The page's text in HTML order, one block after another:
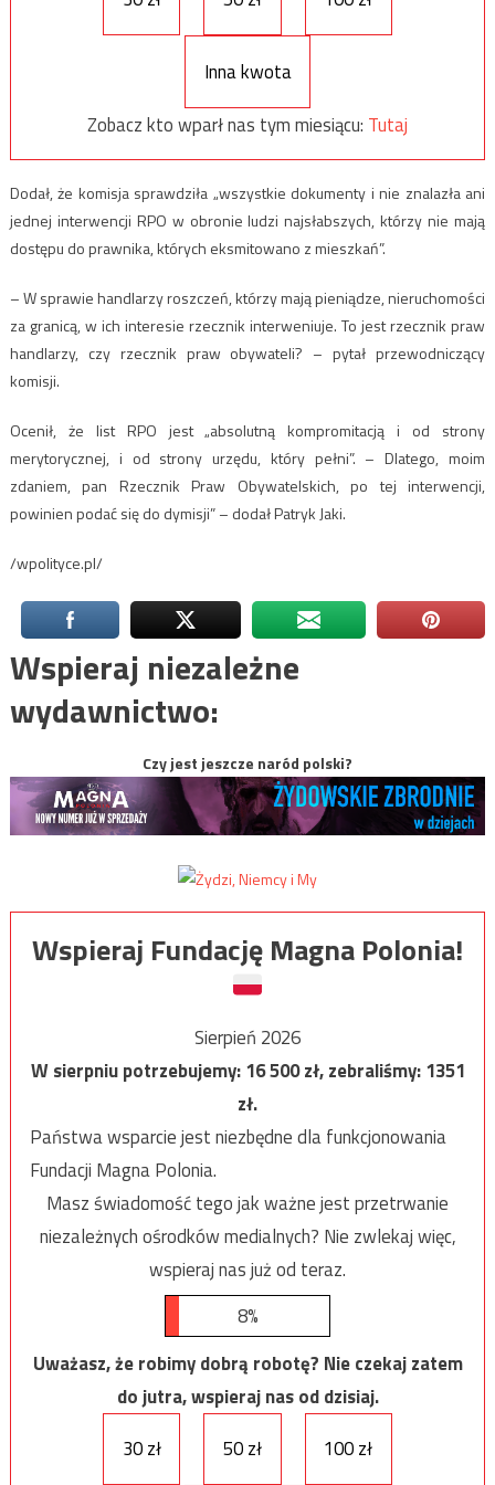
Inna kwota
Zobacz kto wparł nas tym miesiącu: Tutaj
Dodał, że komisja sprawdziła „wszystkie dokumenty i nie znalazła ani
jednej interwencji RPO w obronie ludzi najsłabszych, którzy nie mają
dostępu do prawnika, których eksmitowano z mieszkań”.
– W sprawie handlarzy roszczeń, którzy mają pieniądze, nieruchomości
za granicą, w ich interesie rzecznik interweniuje. To jest rzecznik praw
handlarzy, czy rzecznik praw obywateli? – pytał przewodniczący
komisji.
Ocenił, że list RPO jest „absolutną kompromitacją i od strony
merytorycznej, i od strony urzędu, który pełni”. – Dlatego, moim
zdaniem, pan Rzecznik Praw Obywatelskich, po tej interwencji,
powinien podać się do dymisji” – dodał Patryk Jaki.
/wpolityce.pl/
Wspieraj niezależne
wydawnictwo:
Czy jest jeszcze naród polski?
Wspieraj Fundację Magna Polonia!
Sierpień 2026
W sierpniu potrzebujemy:16 500zł, zebraliśmy:1351
zł.
Państwa wsparcie jest niezbędne dla funkcjonowania
Fundacji Magna Polonia.
Masz świadomość tego jak ważne jest przetrwanie
niezależnych ośrodków medialnych? Nie zwlekaj więc,
wspieraj nas już od teraz.
8%
Uważasz, że robimy dobrą robotę? Nie czekaj zatem
do jutra, wspieraj nas od dzisiaj.
30 zł
50 zł 100 zł